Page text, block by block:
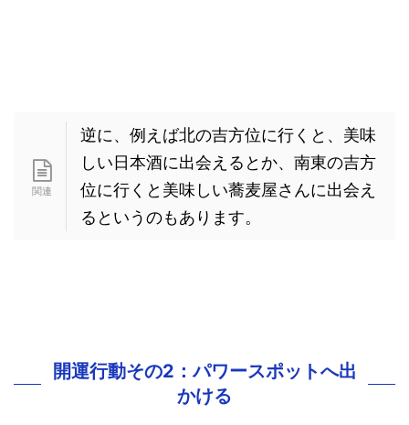
逆に、例えば北の吉方位に行くと、美味
しい日本酒に出会えるとか、南東の吉方
位に行くと美味しい蕎麦屋さんに出会え
るというのもあります。
開運行動その2：パワースポットへ出
かける